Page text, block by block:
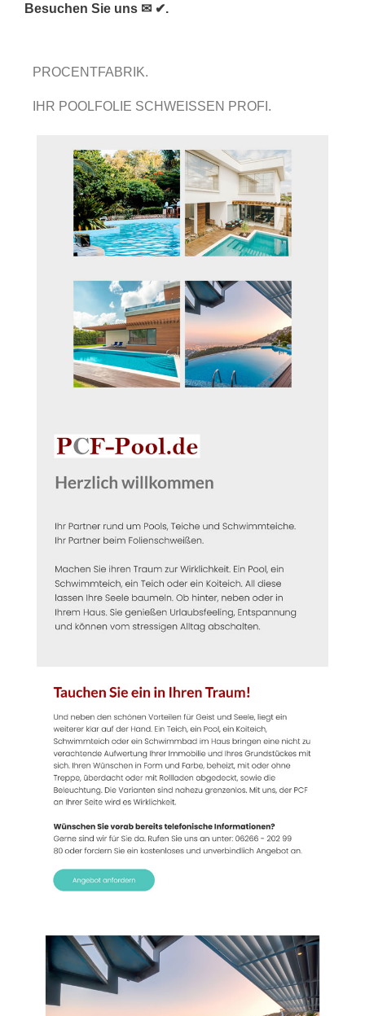
Besuchen Sie uns ✉ ✔.
PROCENTFABRIK.
IHR POOLFOLIE SCHWEISSEN PROFI.